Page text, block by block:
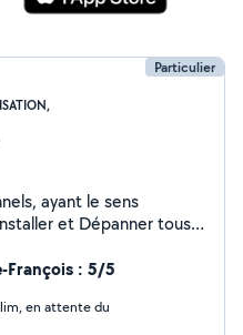
Particulier
ayant le sens
et Dépanner tous
Store, Tableau
CAP, avec 20 ans
François : 5/5
en attente du